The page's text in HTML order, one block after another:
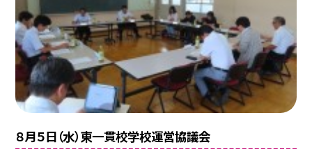
８月５日（水）東一貫校学校運営協議会